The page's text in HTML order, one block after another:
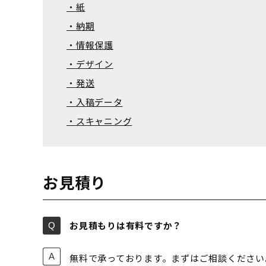
紙
納期
情報保護
デザイン
発送
入稿データ
スキャニング
お見積り
お見積もりは有料ですか？
無料で承っております。まずはご相談くださ